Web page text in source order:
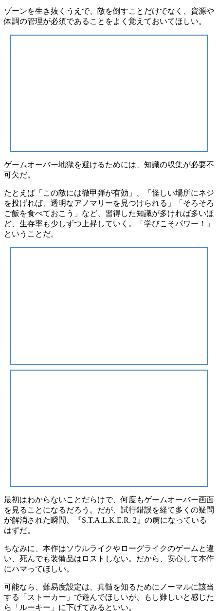
ゾーンを生き抜くうえで、敵を倒すことだけでなく、 資源や
体調の管理が必須であることをよく覚えておいてほしい。
ゲームオーバー地獄を避けるためには、 知識の収集が必要不
可欠だ。
たとえば「この敵には徹甲弾が有効」、「怪しい場所にネジ
を投げれば、透明なアノマリーを見つけられる」「そろそろ
ご飯を食べておこう」など、習得した知識が多ければ多いほ
ど、生存率も少しずつ上昇していく。
「学びこそパワー！」
ということだ。
最初はわからないことだらけで、何度もゲームオーバー画面
を見ることになるだろう。だが、試行錯誤を経て多くの疑問
が解消された瞬間、『S.T.A.L.K.E.R. 2』の虜になっている
はずだ。
ちなみに、本作はソウルライクやローグライクのゲームと違
い、死んでも装備品はロストしない。だから、安心して本作
にハマってほしい。
可能なら、難易度設定は、真髄を知るためにノーマルに該当
する「ストーカー」で遊んでほしいが、もし難しいと感じた
ら「ルーキー」に下げてみるといい。